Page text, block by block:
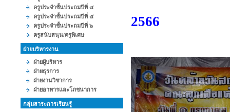
ครูประจำชั้นประถมปีที่ ๔
ครูประจำชั้นประถมปีที่ ๕
ครูประจำชั้นประถมปีที่ ๖
ครูสนับสนุน/ครูพิเศษ
ฝ่ายบริหารงาน
ฝ่ายผู้บริหาร
ฝ่ายธุรการ
ฝ่ายงานวิชาการ
ฝ่ายอาหารและโภชนาการ
กลุ่มสาระการเรียนรู้
2566